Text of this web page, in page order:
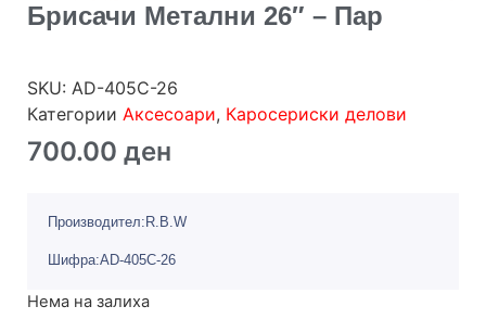
Брисачи Метални 26″ – Пар
SKU: AD-405C-26
Категории Аксесоари, Каросериски делови
700.00 ден
Производител:R.B.W
Шифра:AD-405C-26
Нема на залиха